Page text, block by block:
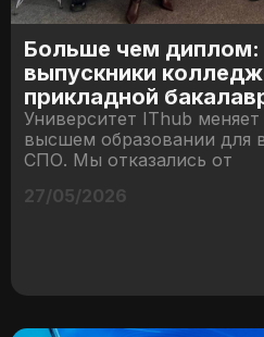
Больше чем диплом:
выпускники
прикладной
Университет IThub
высшем образовании для
СПО. Мы отказались от
27/05/2026